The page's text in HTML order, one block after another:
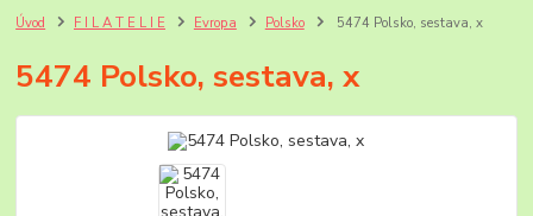
Úvod F I L A T E L I E Evropa Polsko 5474 Polsko, sestava, x
5474 Polsko, sestava, x